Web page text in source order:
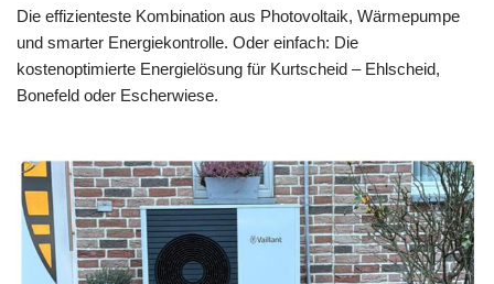
Die effizienteste Kombination aus Photovoltaik, Wärmepumpe
und smarter Energiekontrolle. Oder einfach: Die
kostenoptimierte Energielösung für Kurtscheid – Ehlscheid,
Bonefeld oder Escherwiese.